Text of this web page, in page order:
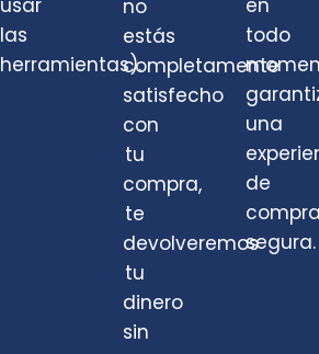
usar
las
herramientas).
no
estás
completamente
satisfecho
con
tu
compra,
te
devolveremos
tu
dinero
sin
en
todo
una
de
segura.